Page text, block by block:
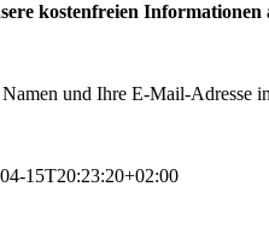
kostenfreien
und Ihre E-Mail-Adresse
15T20:23:20+02:00